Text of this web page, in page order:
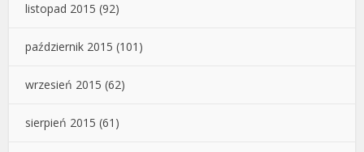
listopad 2015 (92)
październik 2015 (101)
wrzesień 2015 (62)
sierpień 2015 (61)